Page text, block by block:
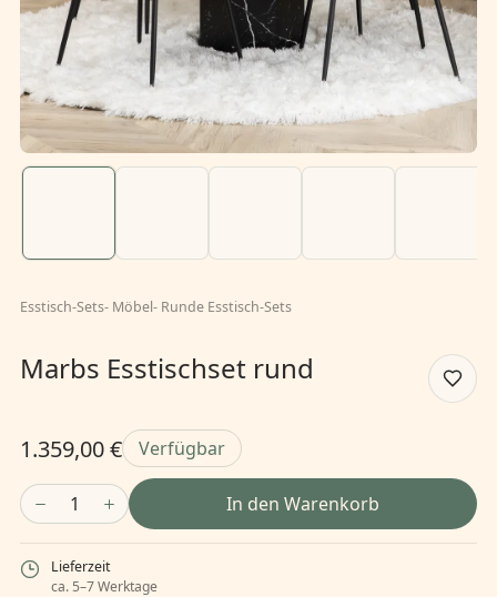
Esstisch-Sets- Möbel- Runde Esstisch-Sets
Marbs Esstischset rund
1.359,00 € Verfügbar
1 In den Warenkorb
Lieferzeit
ca. 5–7 Werktage